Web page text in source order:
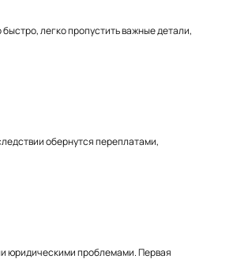
легко пропустить важные детали,
обернутся переплатами,
юридическими проблемами. Первая